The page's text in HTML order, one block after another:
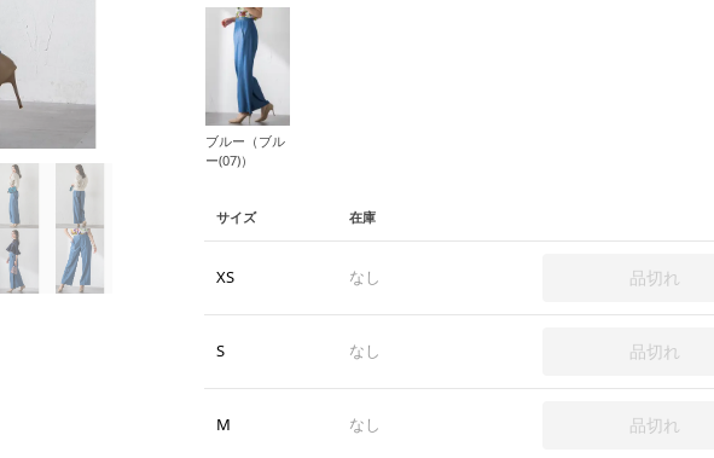
ブルー（ブル
ー(07)）
サイズ 在庫
XS なし 品切れ
S なし 品切れ
M なし 品切れ